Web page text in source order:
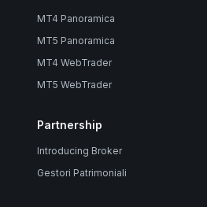
MT4 Panoramica
MT5 Panoramica
MT4 WebTrader
MT5 WebTrader
Partnership
Introducing Broker
Gestori Patrimoniali